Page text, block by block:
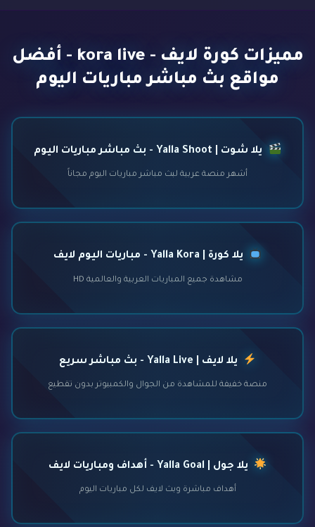
مميزات كورة لايف - kora live - أفضل
مواقع بث مباشر مباريات اليوم
يلا شوت | Yalla Shoot - بث مباشر مباريات اليوم
أشهر منصة عربية لبث مباشر مباريات اليوم مجاناً
يلا كورة | Yalla Kora - مباريات اليوم لايف
مشاهدة جميع المباريات العربية والعالمية HD
يلا لايف | Yalla Live - بث مباشر سريع
منصة خفيفة للمشاهدة من الجوال والكمبيوتر بدون تقطيع
يلا جول | Yalla Goal - أهداف ومباريات لايف
أهداف مباشرة وبث لايف لكل مباريات اليوم